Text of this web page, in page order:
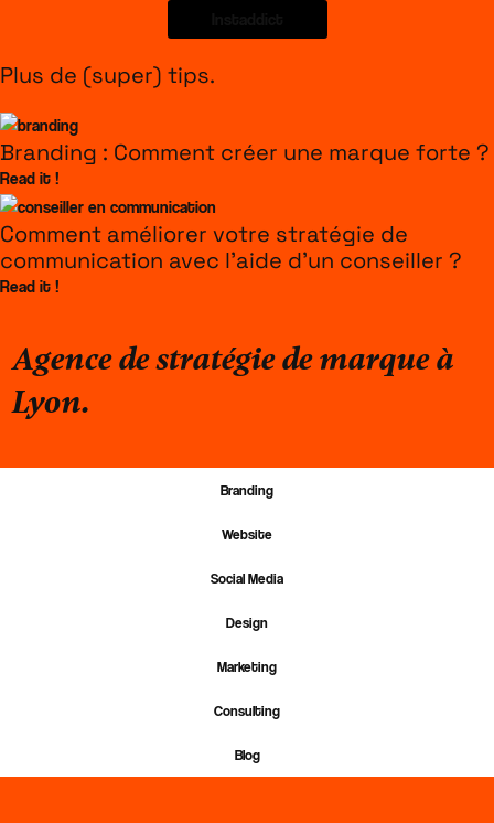
Plus de (super) tips.
Branding : Comment créer une marque forte ?
Read it !
Comment améliorer votre stratégie de
communication avec l’aide d’un conseiller ?
Read it !
Agence de stratégie de marque à
Lyon.
Branding
Website
Social Media
Design
Marketing
Consulting
Blog